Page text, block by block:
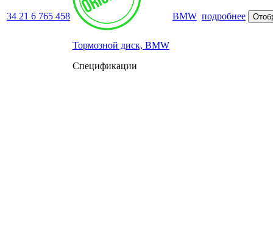
34 21 6 765 458
Тормозной диск, BMW
Спецификации
BMW подробнее